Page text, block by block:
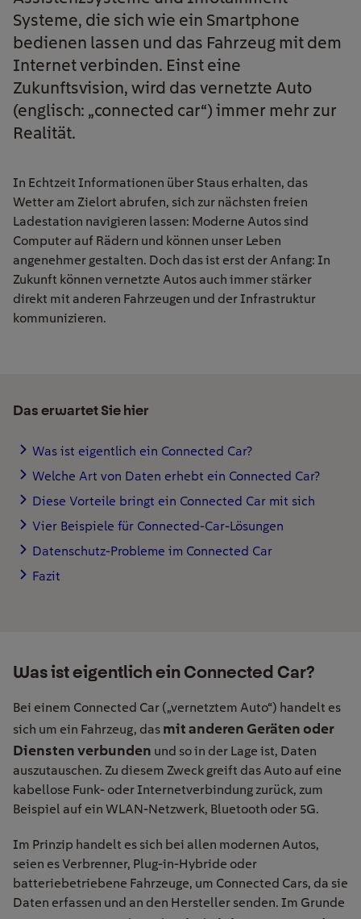
Systeme, die sich wie ein Smartphone
bedienen lassen und das Fahrzeug mit dem
Internet verbinden. Einst eine
Zukunftsvision, wird das vernetzte Auto
(englisch: „connected car“) immer mehr zur
Realität.
In Echtzeit Informationen über Staus erhalten, das
Wetter am Zielort abrufen, sich zur nächsten freien
Ladestation navigieren lassen: Moderne Autos sind
Computer auf Rädern und können unser Leben
angenehmer gestalten. Doch das ist erst der Anfang: In
Zukunft können vernetzte Autos auch immer stärker
direkt mit anderen Fahrzeugen und der Infrastruktur
kommunizieren.
Das erwartet Sie hier
Was ist eigentlich ein Connected Car?
Welche Art von Daten erhebt ein Connected Car?
Diese Vorteile bringt ein Connected Car mit sich
Vier Beispiele für Connected-Car-Lösungen
Datenschutz-Probleme im Connected Car
Fazit
Was ist eigentlich ein Connected Car?
Bei einem Connected Car („vernetztem Auto“) handelt es
sich um ein Fahrzeug, das mit anderen Geräten oder
Diensten verbunden und so in der Lage ist, Daten
auszutauschen. Zu diesem Zweck greift das Auto auf eine
kabellose Funk- oder Internetverbindung zurück, zum
Beispiel auf ein WLAN-Netzwerk, Bluetooth oder 5G.
Im Prinzip handelt es sich bei allen modernen Autos,
seien es Verbrenner, Plug-in-Hybride oder
batteriebetriebene Fahrzeuge, um Connected Cars, da sie
Daten erfassen und an den Hersteller senden. Im Grunde